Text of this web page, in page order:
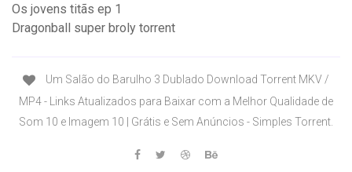
Os jovens titãs ep 1
Dragonball super broly torrent
Um Salão do Barulho 3 Dublado Download Torrent MKV /
MP4 - Links Atualizados para Baixar com a Melhor Qualidade de
Som 10 e Imagem 10 | Grátis e Sem Anúncios - Simples Torrent.